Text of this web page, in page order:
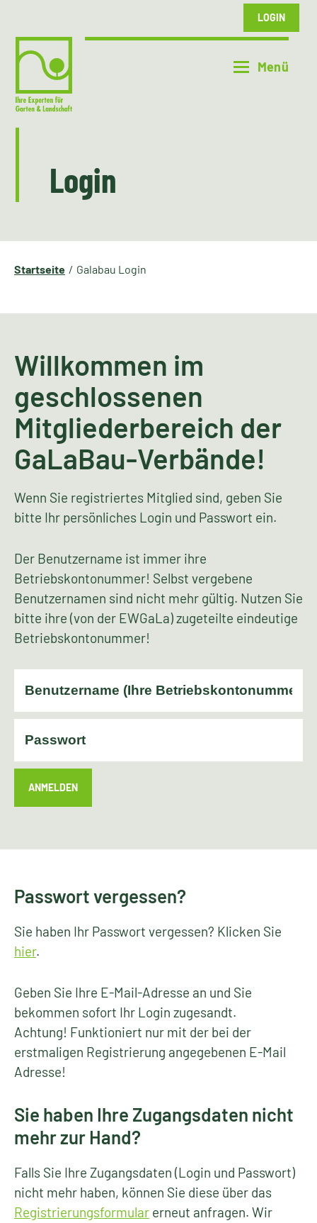
LOGIN
Login
Startseite Galabau Login
Willkommen im
geschlossenen
Mitgliederbereich der
GaLaBau-Verbände!
Wenn Sie registriertes Mitglied sind, geben Sie
bitte Ihr persönliches Login und Passwort ein.
Der Benutzername ist immer ihre
Betriebskontonummer! Selbst vergebene
Benutzernamen sind nicht mehr gültig. Nutzen Sie
bitte ihre (von der EWGaLa) zugeteilte eindeutige
Betriebskontonummer!
ANMELDEN
Passwort vergessen?
Sie haben Ihr Passwort vergessen? Klicken Sie
hier.
Geben Sie Ihre E-Mail-Adresse an und Sie
bekommen sofort Ihr Login zugesandt.
Achtung! Funktioniert nur mit der bei der
erstmaligen Registrierung angegebenen E-Mail
Adresse!
Sie haben Ihre Zugangsdaten nicht
mehr zur Hand?
Falls Sie Ihre Zugangsdaten (Login und Passwort)
nicht mehr haben, können Sie diese über das
Registrierungsformular erneut anfragen. Wir